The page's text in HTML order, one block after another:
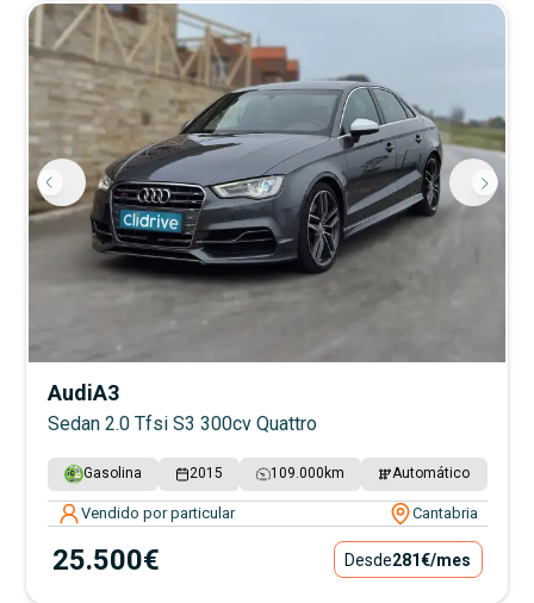
AudiA3
Sedan 2.0 Tfsi S3 300cv Quattro
Gasolina 2015 109.000 km Automático
Vendido por particular Cantabria
25.500€ Desde281€/mes